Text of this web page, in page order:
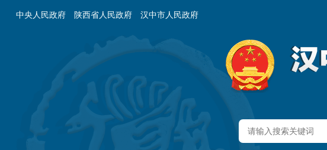
中央人民政府 陕西省人民政府 汉中市人民政府